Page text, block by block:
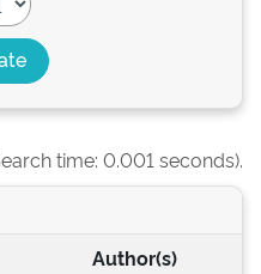
time: 0.001 seconds).
Author(s)